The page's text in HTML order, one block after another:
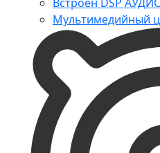
Мультимедийный